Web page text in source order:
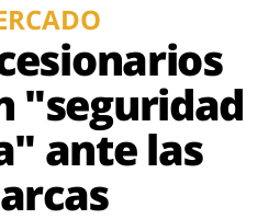
"seguridad
ante las